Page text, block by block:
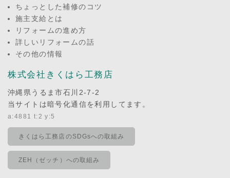
ちょっとした補修のコツ
施主支給とは
リフォームの進め方
詳しいリフォームの話
その他の情報
株式会社きくはら工務店
沖縄県うるま市石川2-7-2
当サイトは暗号化通信を利用してます。
a:4881 t:2 y:5
きくはら工務店のSDGsへの取組み
ZEH（ゼッチ）への取組み